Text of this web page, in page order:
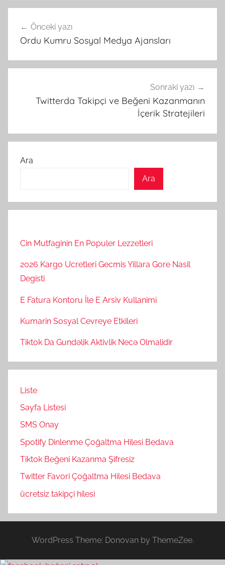
gezinmesi
Önceki yazı
Ordu Kumru Sosyal Medya Ajansları
Sonraki yazı
Twitterda Takipçi ve Beğeni Kazanmanın
İçerik Stratejileri
Ara
Ara
Cin Mutfaginin En Populer Lezzetleri
2026 Kargo Ucretleri Gecmis Yillara Gore Nasil
Degisti
E Fatura Kontoru İle E Arsiv Kullanimi
Kumarin Sosyal Cevreye Etkileri
Tiktok Da Gundəlik Aktivlik Necə Olmalidir
Liste
Sayfa Listesi
SMS Onay
Spotify Dinlenme Çoğaltma Hilesi Bedava
Tiktok Beğeni Kazanma Şifresiz
Twitter Favori Çoğaltma Hilesi Bedava
ücretsiz takipçi hilesi
WordPress Theme: Donovan by ThemeZee.